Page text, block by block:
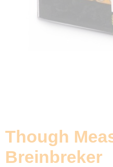
Though
Breinbreker